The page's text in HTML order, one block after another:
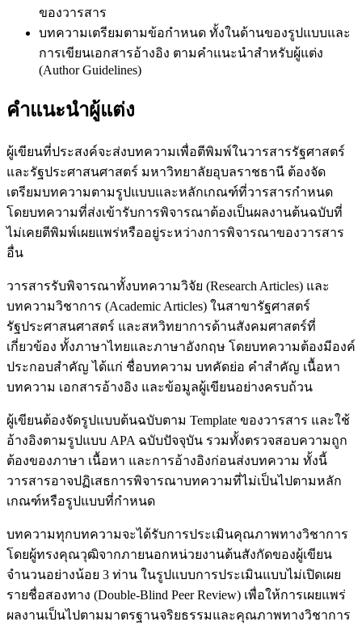
ของวารสาร
บทความเตรียมตามข้อกำหนด ทั้งในด้านของรูปแบบและ
การเขียนเอกสารอ้างอิง ตามคำแนะนำสำหรับผู้แต่ง
(Author Guidelines)
คำแนะนำผู้แต่ง
ผู้เขียนที่ประสงค์จะส่งบทความเพื่อตีพิมพ์ในวารสารรัฐศาสตร์
และรัฐประศาสนศาสตร์ มหาวิทยาลัยอุบลราชธานี ต้องจัด
เตรียมบทความตามรูปแบบและหลักเกณฑ์ที่วารสารกำหนด
โดยบทความที่ส่งเข้ารับการพิจารณาต้องเป็นผลงานต้นฉบับที่
ไม่เคยตีพิมพ์เผยแพร่หรืออยู่ระหว่างการพิจารณาของวารสาร
อื่น
วารสารรับพิจารณาทั้งบทความวิจัย (Research Articles) และ
บทความวิชาการ (Academic Articles) ในสาขารัฐศาสตร์
รัฐประศาสนศาสตร์ และสหวิทยาการด้านสังคมศาสตร์ที่
เกี่ยวข้อง ทั้งภาษาไทยและภาษาอังกฤษ โดยบทความต้องมีองค์
ประกอบสำคัญ ได้แก่ ชื่อบทความ บทคัดย่อ คำสำคัญ เนื้อหา
บทความ เอกสารอ้างอิง และข้อมูลผู้เขียนอย่างครบถ้วน
ผู้เขียนต้องจัดรูปแบบต้นฉบับตาม Template ของวารสาร และใช้
อ้างอิงตามรูปแบบ APA ฉบับปัจจุบัน รวมทั้งตรวจสอบความถูก
ต้องของภาษา เนื้อหา และการอ้างอิงก่อนส่งบทความ ทั้งนี้
วารสารอาจปฏิเสธการพิจารณาบทความที่ไม่เป็นไปตามหลัก
เกณฑ์หรือรูปแบบที่กำหนด
บทความทุกบทความจะได้รับการประเมินคุณภาพทางวิชาการ
โดยผู้ทรงคุณวุฒิจากภายนอกหน่วยงานต้นสังกัดของผู้เขียน
จำนวนอย่างน้อย 3 ท่าน ในรูปแบบการประเมินแบบไม่เปิดเผย
รายชื่อสองทาง (Double-Blind Peer Review) เพื่อให้การเผยแพร่
ผลงานเป็นไปตามมาตรฐานจริยธรรมและคุณภาพทางวิชาการ